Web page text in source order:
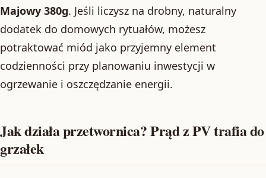
Majowy 380g. Jeśli liczysz na drobny, naturalny
dodatek do domowych rytuałów, możesz
potraktować miód jako przyjemny element
codzienności przy planowaniu inwestycji w
ogrzewanie i oszczędzanie energii.
Jak działa przetwornica? Prąd z PV trafia do
grzałek